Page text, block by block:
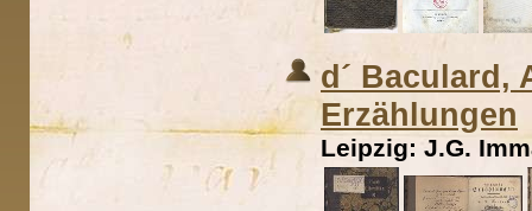
d´ Baculard,
Erzählungen
Leipzig: J.G.